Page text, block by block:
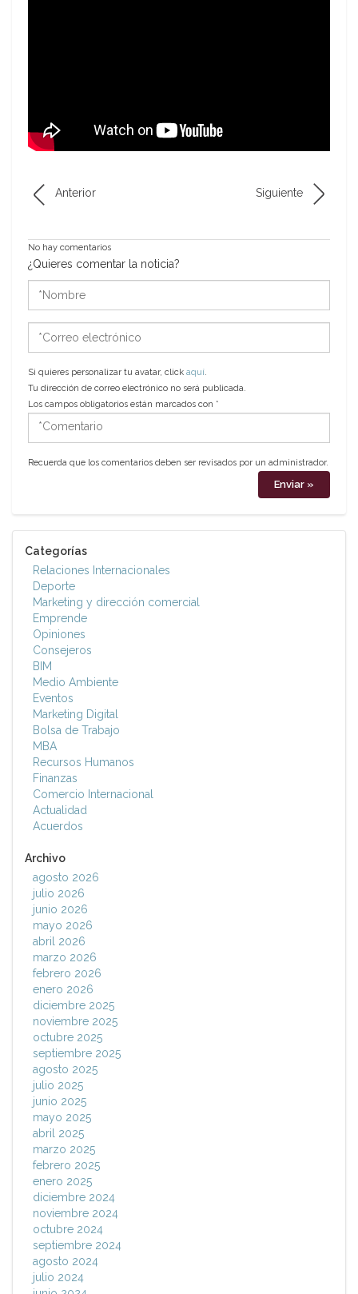
Anterior Siguiente
No hay comentarios
¿Quieres comentar la noticia?
electrónico
Si quieres personalizar tu avatar, click aquí.
Tu dirección de correo electrónico no será publicada.
Los campos obligatorios están marcados con *
*Comentario
Recuerda que los comentarios deben ser revisados por un administrador.
Categorías
Relaciones Internacionales
Deporte
Marketing y dirección comercial
Emprende
Opiniones
Consejeros
BIM
Medio Ambiente
Eventos
Marketing Digital
Bolsa de Trabajo
MBA
Recursos Humanos
Finanzas
Comercio Internacional
Actualidad
Acuerdos
Archivo
agosto 2026
julio 2026
junio 2026
mayo 2026
abril 2026
marzo 2026
febrero 2026
enero 2026
diciembre 2025
noviembre 2025
octubre 2025
septiembre 2025
agosto 2025
julio 2025
junio 2025
mayo 2025
abril 2025
marzo 2025
febrero 2025
enero 2025
diciembre 2024
noviembre 2024
octubre 2024
septiembre 2024
agosto 2024
julio 2024